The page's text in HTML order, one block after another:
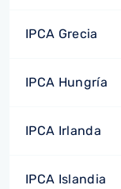
IPCA Grecia
IPCA Hungría
IPCA Irlanda
IPCA Islandia